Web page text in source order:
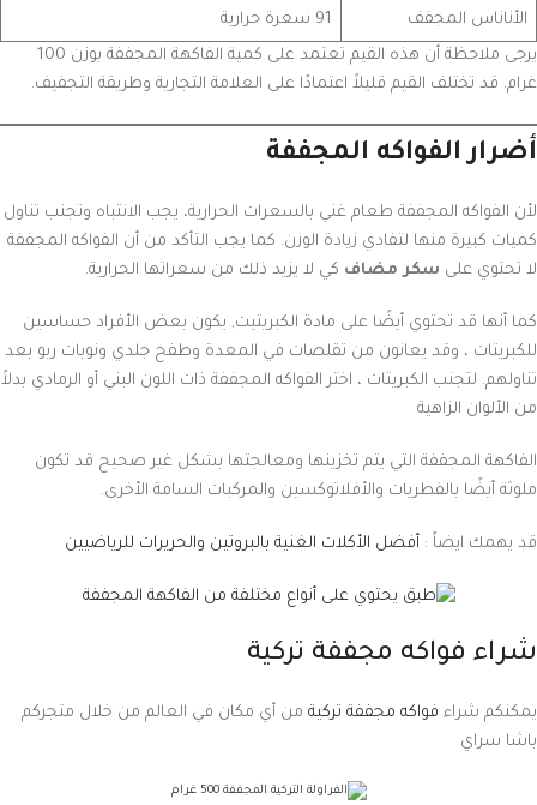
الأناناس المجفف
91 سعرة حرارية
يرجى ملاحظة أن هذه القيم تعتمد على كمية الفاكهة المجففة بوزن 100
غرام. قد تختلف القيم قليلاً اعتمادًا على العلامة التجارية وطريقة التجفيف.
أضرار الفواكه المجففة
لأن الفواكه المجففة طعام غني بالسعرات الحرارية، يجب الانتباه وتجنب تناول
كميات كبيرة منها لتفادي زيادة الوزن. كما يجب التأكد من أن الفواكه المجففة
لا تحتوي على سكر مضاف كي لا يزيد ذلك من سعراتها الحرارية.
كما أنها قد تحتوي أيضًا على مادة الكبريتيت, يكون بعض الأفراد حساسين
للكبريتات ، وقد يعانون من تقلصات في المعدة وطفح جلدي ونوبات ربو بعد
تناولهم. لتجنب الكبريتات ، اختر الفواكه المجففة ذات اللون البني أو الرمادي بدلاً
من الألوان الزاهية
الفاكهة المجففة التي يتم تخزينها ومعالجتها بشكل غير صحيح قد تكون
ملوثة أيضًا بالفطريات والأفلاتوكسين والمركبات السامة الأخرى.
قد يهمك ايضاً : أفضل الأكلات الغنية بالبروتين والحريرات للرياضيين
شراء فواكه مجففة تركية
يمكنكم شراء فواكه مجففة تركية من أي مكان في العالم من خلال متجركم
باشا سراي